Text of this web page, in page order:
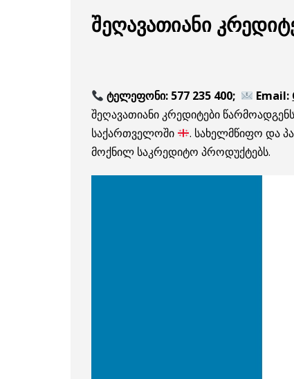
შეღავათიანი
ტელეფონი: 577 235 400; Email:
შეღავათიანი კრედიტები
საქართველოში
. სახელმწიფო და
მოქნილ საკრედიტო პროდუქტებს.